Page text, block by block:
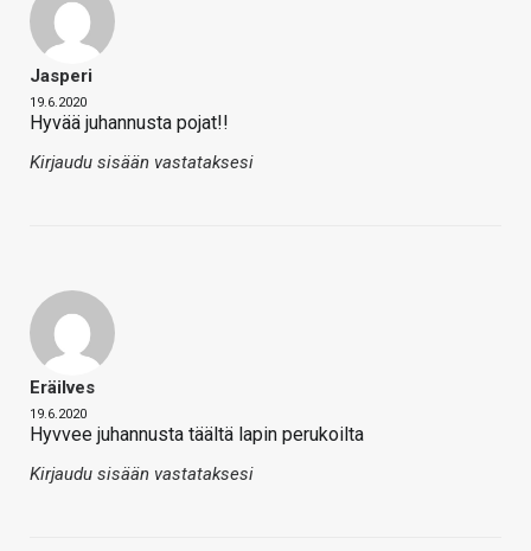
Jasperi
19.6.2020
Hyvää juhannusta pojat!!
Kirjaudu sisään vastataksesi
Eräilves
19.6.2020
Hyvvee juhannusta täältä lapin perukoilta
Kirjaudu sisään vastataksesi